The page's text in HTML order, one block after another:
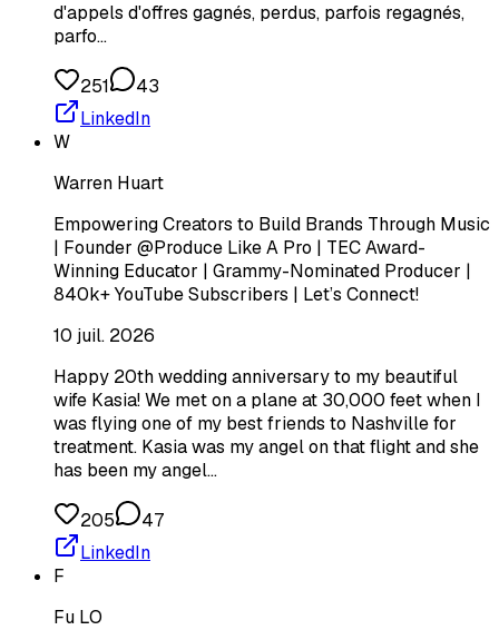
d'appels d'offres gagnés, perdus, parfois regagnés,
parfo…
251
43
LinkedIn
W
Warren Huart
Empowering Creators to Build Brands Through Music
| Founder @Produce Like A Pro | TEC Award-
Winning Educator | Grammy-Nominated Producer |
840k+ YouTube Subscribers | Let’s Connect!
10 juil. 2026
Happy 20th wedding anniversary to my beautiful
wife Kasia! We met on a plane at 30,000 feet when I
was flying one of my best friends to Nashville for
treatment. Kasia was my angel on that flight and she
has been my angel…
205
47
LinkedIn
F
Fu LO